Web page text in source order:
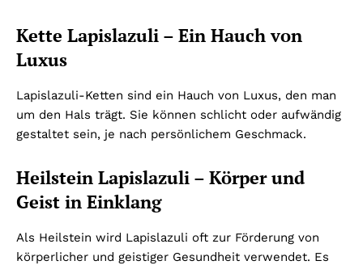
Kette Lapislazuli – Ein Hauch von
Luxus
Lapislazuli-Ketten sind ein Hauch von Luxus, den man
um den Hals trägt. Sie können schlicht oder aufwändig
gestaltet sein, je nach persönlichem Geschmack.
Heilstein Lapislazuli – Körper und
Geist in Einklang
Als Heilstein wird Lapislazuli oft zur Förderung von
körperlicher und geistiger Gesundheit verwendet. Es